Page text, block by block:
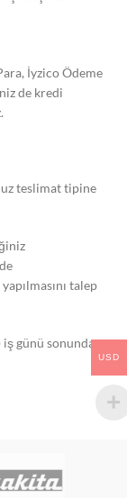
İyzico Ödeme
de kredi
teslimat tipine
talep
iş günü sonunda
USD